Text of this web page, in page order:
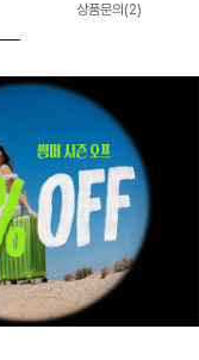
상품문의(2)